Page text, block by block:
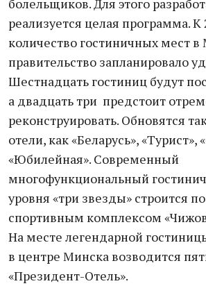
болельщиков. Для этого
реализуется целая программа. К
количество гостиничных мест
правительство запланировало
Шестнадцать гостиниц будут
а двадцать три предстоит
реконструировать. Обновятся
отели, как «Беларусь», «Турист»,
«Юбилейная». Современный
многофункциональный
уровня «три звезды» строится
спортивным комплексом
На месте легендарной
в центре Минска возводится
«Президент-Отель».